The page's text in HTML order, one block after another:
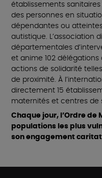
établissements
des personnes en
dépendantes ou
autistique. L’association
départementales
et anime 102
actions de solidarité
de proximité. À
directement 15
maternités et centres de
Chaque jour, l’Ordre de
populations les plus
son engagement